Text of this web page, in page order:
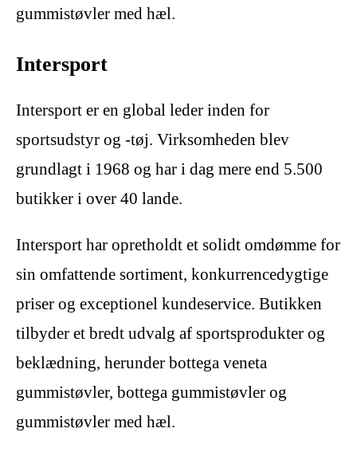
gummistøvler med hæl.
Intersport
Intersport er en global leder inden for
sportsudstyr og -tøj. Virksomheden blev
grundlagt i 1968 og har i dag mere end 5.500
butikker i over 40 lande.
Intersport har opretholdt et solidt omdømme for
sin omfattende sortiment, konkurrencedygtige
priser og exceptionel kundeservice. Butikken
tilbyder et bredt udvalg af sportsprodukter og
beklædning, herunder bottega veneta
gummistøvler, bottega gummistøvler og
gummistøvler med hæl.